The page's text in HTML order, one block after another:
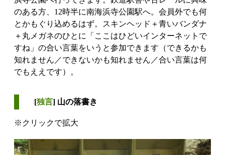
のある方、12時半に南海浜寺公園駅へ。会員外でも何
とかもぐり込めるはず。スキンヘッド＋青いバンダナ
＋丸メガネのひとに「ここはひどいインターネットで
すね」の合い言葉をいうと参加できます（できるかも
知れません／できないかも知れません／合い言葉は何
でもええです）。
[独言] 山の落書き
※クリックで拡大